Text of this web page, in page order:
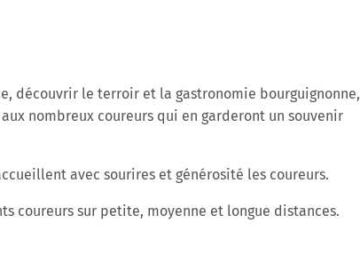
découvrir le terroir et la gastronomie bourguignonne,
nombreux coureurs qui en garderont un souvenir
avec sourires et générosité les coureurs.
coureurs sur petite, moyenne et longue distances.